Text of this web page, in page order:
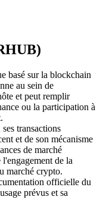
basé sur la blockchain
au sein de
et peut remplir
ou la participation à
transactions
et de son mécanisme
de marché
de la
marché crypto.
officielle du
prévus et sa